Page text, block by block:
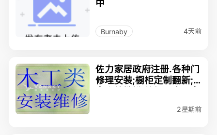
中
Burnaby 4天前
佐力家居政府注册.各种门
修理安装;橱柜定制翻新;
2星期前